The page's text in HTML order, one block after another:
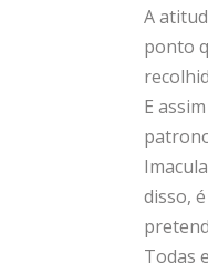
A
ponto
E
disso,
Todas